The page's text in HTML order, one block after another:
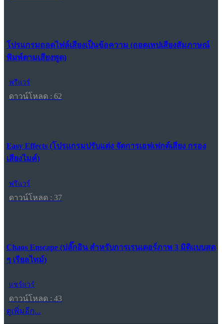
โปรแกรมถอดไฟล์เสียงเป็นข้อความ (ถอดเทปเสียงสัมภาษณ์
พิมพ์ตามเสียงพูด)
ฟรีแวร์
ดาวน์โหลด : 62
Easy Effects (โปรแกรมปรับแต่ง จัดการเอฟเฟกต์เสียง กรอง
เสียงไมค์)
ฟรีแวร์
ดาวน์โหลด : 37
Chaos Enscape (ปลั๊กอิน สำหรับการเรนเดอร์ภาพ 3 มิติแบบสด
ๆ เรียลไทม์)
แชร์แวร์
ดาวน์โหลด : 43
ดูเพิ่มอีก...